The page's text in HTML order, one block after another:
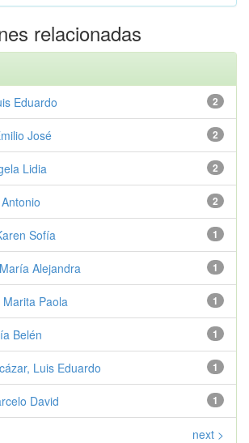
relacionadas
2
Eduardo
2
José
2
Lidia
2
1
Sofía
1
Alejandra
1
Marita Paola
1
Belén
1
Luis Eduardo
1
David
next >